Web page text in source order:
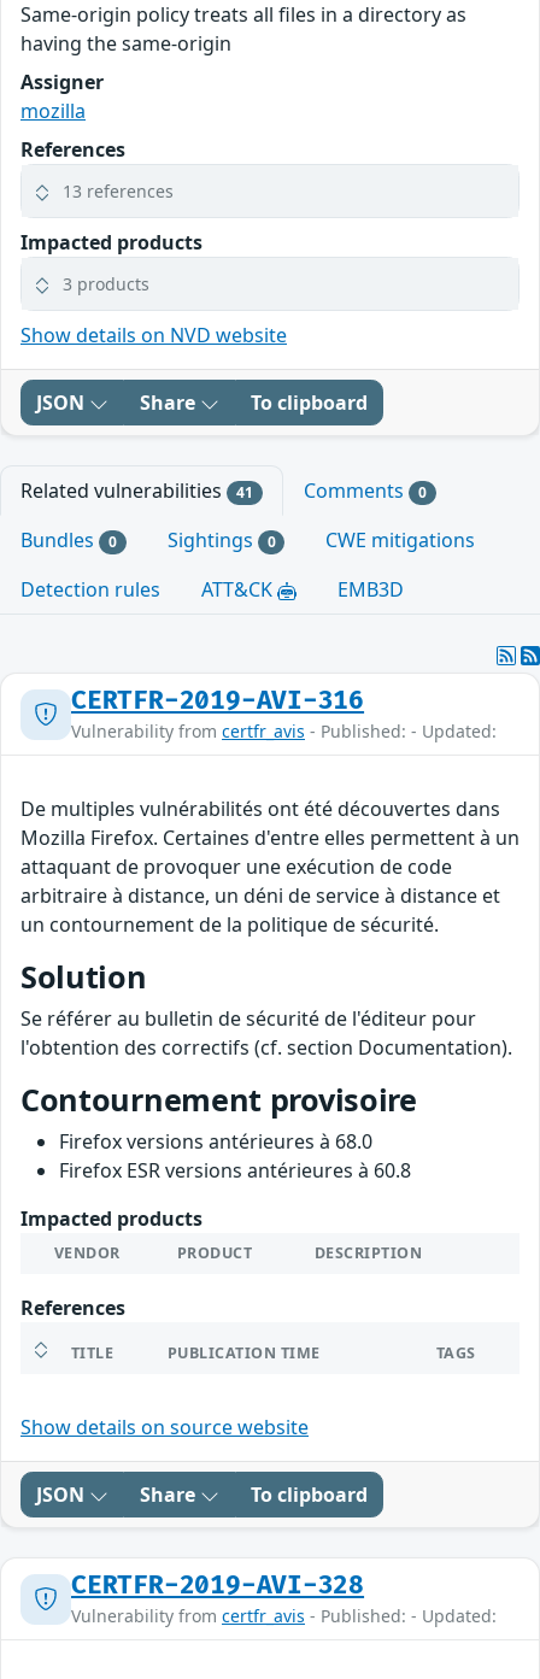
Same-origin policy treats all files in a directory as
having the same-origin
Assigner
mozilla
References
13 references
Impacted products
3 products
Show details on NVD website
JSON Share To clipboard
Related vulnerabilities 41 Comments 0
Bundles 0 Sightings 0
CWE mitigations
Detection rules
ATT&CK EMB3D
CERTFR-2019-AVI-316
Vulnerability from certfr_avis - Published: - Updated:
De multiples vulnérabilités ont été découvertes dans
Mozilla Firefox. Certaines d'entre elles permettent à un
attaquant de provoquer une exécution de code
arbitraire à distance, un déni de service à distance et
un contournement de la politique de sécurité.
Solution
Se référer au bulletin de sécurité de l'éditeur pour
l'obtention des correctifs (cf. section Documentation).
Contournement provisoire
Firefox versions antérieures à 68.0
Firefox ESR versions antérieures à 60.8
Impacted products
VENDOR PRODUCT DESCRIPTION
References
TITLE PUBLICATION TIME TAGS
Show details on source website
JSON Share To clipboard
CERTFR-2019-AVI-328
Vulnerability from certfr_avis - Published: - Updated: